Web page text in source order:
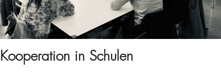
Kooperation in Schulen